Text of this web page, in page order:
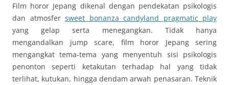
Film horor Jepang dikenal dengan pendekatan psikologis
dan atmosfer sweet bonanza candyland pragmatic play
yang gelap serta menegangkan. Tidak hanya
mengandalkan jump scare, film horor Jepang sering
mengangkat tema-tema yang menyentuh sisi psikologis
penonton seperti ketakutan terhadap hal yang tidak
terlihat, kutukan, hingga dendam arwah penasaran. Teknik